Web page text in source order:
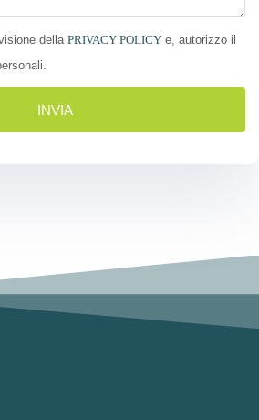
della PRIVACY POLICY e, autorizzo il
INVIA